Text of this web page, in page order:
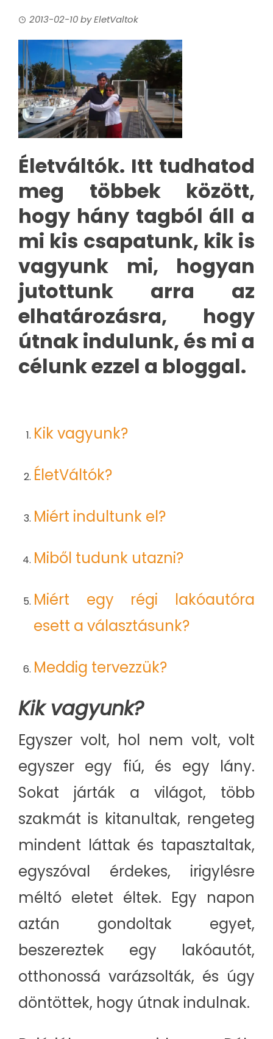
2013-02-10byEletValtok
Életváltók. Itt tudhatod
meg többek között,
hogy hány tagból áll a
mi kis csapatunk, kik is
vagyunk mi, hogyan
jutottunk arra az
elhatározásra, hogy
útnak indulunk, és mi a
célunk ezzel a bloggal.
Kik vagyunk?
ÉletVáltók?
Miért indultunk el?
Miből tudunk utazni?
Miért egy régi lakóautóra
esett a választásunk?
Meddig tervezzük?
Kik vagyunk?
Egyszer volt, hol nem volt, volt
egyszer egy fiú, és egy lány.
Sokat járták a világot, több
szakmát is kitanultak, rengeteg
mindent láttak és tapasztaltak,
egyszóval érdekes, irigylésre
méltó eletet éltek. Egy napon
aztán gondoltak egyet,
beszereztek egy lakóautót,
otthonossá varázsolták, és úgy
döntöttek, hogy útnak indulnak.